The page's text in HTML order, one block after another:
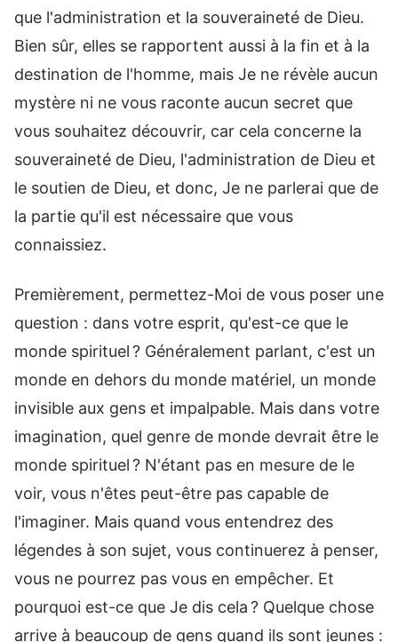
que l'administration et la souveraineté de Dieu.
Bien sûr, elles se rapportent aussi à la fin et à la
destination de l'homme, mais Je ne révèle aucun
mystère ni ne vous raconte aucun secret que
vous souhaitez découvrir, car cela concerne la
souveraineté de Dieu, l'administration de Dieu et
le soutien de Dieu, et donc, Je ne parlerai que de
la partie qu'il est nécessaire que vous
connaissiez.
Premièrement, permettez-Moi de vous poser une
question : dans votre esprit, qu'est-ce que le
monde spirituel ? Généralement parlant, c'est un
monde en dehors du monde matériel, un monde
invisible aux gens et impalpable. Mais dans votre
imagination, quel genre de monde devrait être le
monde spirituel ? N'étant pas en mesure de le
voir, vous n'êtes peut-être pas capable de
l'imaginer. Mais quand vous entendrez des
légendes à son sujet, vous continuerez à penser,
vous ne pourrez pas vous en empêcher. Et
pourquoi est-ce que Je dis cela ? Quelque chose
arrive à beaucoup de gens quand ils sont jeunes :